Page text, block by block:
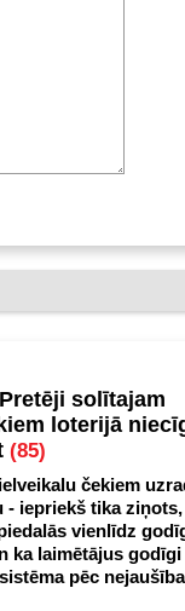
solītajam
loterijā
(85)
čekiem
- iepriekš tika
vienlīdz
ka laimētājus
pēc